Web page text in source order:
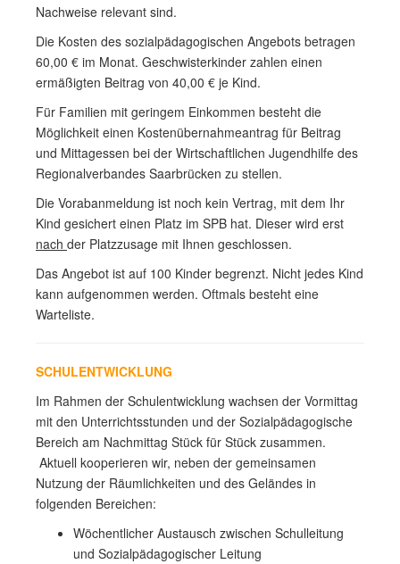
Nachweise relevant sind.
Die Kosten des sozialpädagogischen Angebots betragen
60,00 € im Monat. Geschwisterkinder zahlen einen
ermäßigten Beitrag von 40,00 € je Kind.
Für Familien mit geringem Einkommen besteht die
Möglichkeit einen Kostenübernahmeantrag für Beitrag
und Mittagessen bei der Wirtschaftlichen Jugendhilfe des
Regionalverbandes Saarbrücken zu stellen.
Die Vorabanmeldung ist noch kein Vertrag, mit dem Ihr
Kind gesichert einen Platz im SPB hat. Dieser wird erst
nach der Platzzusage mit Ihnen geschlossen.
Das Angebot ist auf 100 Kinder begrenzt. Nicht jedes Kind
kann aufgenommen werden. Oftmals besteht eine
Warteliste.
SCHULENTWICKLUNG
Im Rahmen der Schulentwicklung wachsen der Vormittag
mit den Unterrichtsstunden und der Sozialpädagogische
Bereich am Nachmittag Stück für Stück zusammen.
Aktuell kooperieren wir, neben der gemeinsamen
Nutzung der Räumlichkeiten und des Geländes in
folgenden Bereichen:
Wöchentlicher Austausch zwischen Schulleitung
und Sozialpädagogischer Leitung